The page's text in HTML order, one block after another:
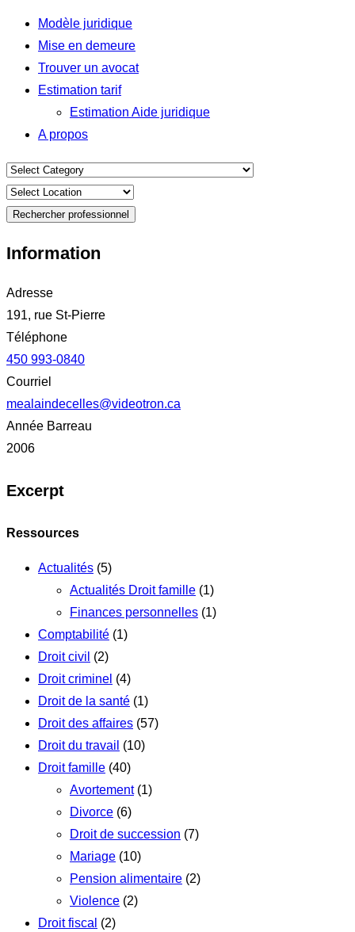
Modèle juridique
Mise en demeure
Trouver un avocat
Estimation tarif
Estimation Aide juridique
A propos
Rechercher professionnel
Information
Adresse
191, rue St-Pierre
Téléphone
450 993-0840
Courriel
mealaindecelles@videotron.ca
Année Barreau
2006
Excerpt
Ressources
Actualités (5)
Actualités Droit famille (1)
Finances personnelles (1)
Comptabilité (1)
Droit civil (2)
Droit criminel (4)
Droit de la santé (1)
Droit des affaires (57)
Droit du travail (10)
Droit famille (40)
Avortement(1)
Divorce (6)
Droit de succession (7)
Mariage (10)
Pension alimentaire (2)
Violence (2)
Droit fiscal (2)